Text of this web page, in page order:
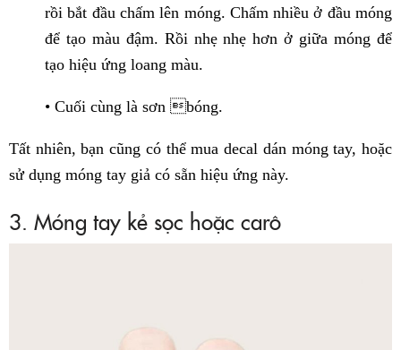
rồi bắt đầu chấm lên móng. Chấm nhiều ở đầu móng
để tạo màu đậm. Rồi nhẹ nhẹ hơn ở giữa móng để
tạo hiệu ứng loang màu.
• Cuối cùng là sơn bóng.
Tất nhiên, bạn cũng có thể mua decal dán móng tay, hoặc
sử dụng móng tay giả có sẵn hiệu ứng này.
3. Móng tay kẻ sọc hoặc carô